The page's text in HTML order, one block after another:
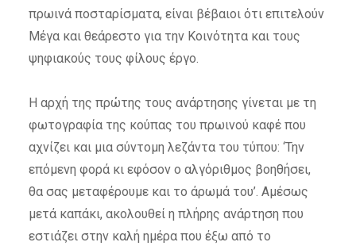
πρωινά ποσταρίσματα, είναι βέβαιοι ότι επιτελούν
Μέγα και θεάρεστο για την Κοινότητα και τους
ψηφιακούς τους φίλους έργο.
Η αρχή της πρώτης τους ανάρτησης γίνεται με τη
φωτογραφία της κούπας του πρωινού καφέ που
αχνίζει και μια σύντομη λεζάντα του τύπου: ‘Την
επόμενη φορά κι εφόσον ο αλγόριθμος βοηθήσει,
θα σας μεταφέρουμε και το άρωμά του’. Αμέσως
μετά καπάκι, ακολουθεί η πλήρης ανάρτηση που
εστιάζει στην καλή ημέρα που έξω από το